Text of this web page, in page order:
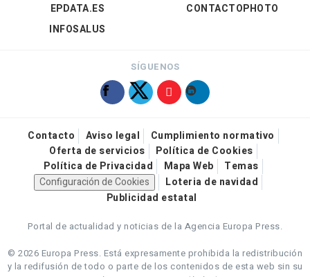
EPDATA.ES
INFOSALUS
CONTACTOPHOTO
SÍGUENOS
Contacto Aviso legal
Cumplimiento normativo
Oferta de servicios
Política de Cookies
Política de Privacidad
Mapa Web
Temas
Configuración de Cookies
Loteria de navidad
Publicidad estatal
Portal de actualidad y noticias de la Agencia Europa Press.
© 2026 Europa Press. Está expresamente prohibida la redistribución
y la redifusión de todo o parte de los contenidos de esta web sin su